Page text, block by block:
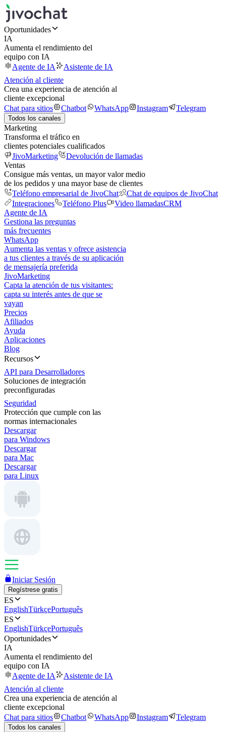
Oportunidades
IA
Aumenta el rendimiento del
equipo con IA
Agente de IA
Asistente de IA
Atención al cliente
Crea una experiencia de atención al
cliente excepcional
Chat para sitios
Chatbot WhatsApp Instagram Telegram
Todos los canales
Marketing
Transforma el tráfico en
clientes potenciales cualificados
JivoMarketing
Devolución de llamadas
Ventas
Consigue más ventas, un mayor valor medio
de los pedidos y una mayor base de clientes
Teléfono empresarial de JivoChat
Chat de equipos de JivoChat
Integraciones
Teléfono Plus Video llamadasCRM
Agente de IA
Gestiona las preguntas
más frecuentes
WhatsApp
Aumenta las ventas y ofrece asistencia
a tus clientes a través de su aplicación
de mensajería preferida
JivoMarketing
Capta la atención de tus visitantes:
capta su interés antes de que se
vayan
Precios
Afiliados
Ayuda
Aplicaciones
Blog
Recursos
API para Desarrolladores
Soluciones de integración
preconfiguradas
Seguridad
Protección que cumple con las
normas internacionales
Descargar
para Windows
Descargar
para Mac
Descargar
para Linux
Iniciar Sesión
Regístrese gratis
ES
EnglishTürkçePortuguês
ES
EnglishTürkçePortuguês
Oportunidades
IA
Aumenta el rendimiento del
equipo con IA
Agente de IA
Asistente de IA
Atención al cliente
Crea una experiencia de atención al
cliente excepcional
Chat para sitios
Chatbot WhatsApp Instagram Telegram
Todos los canales